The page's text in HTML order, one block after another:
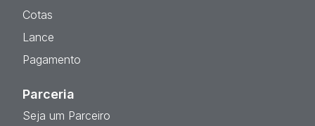
Cotas
Lance
Pagamento
Parceria
Seja um Parceiro